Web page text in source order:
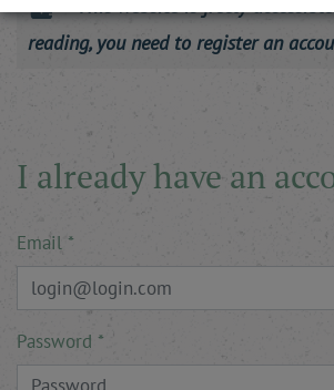
This website is freely
reading, you need to register an
I already have an
Email
Password